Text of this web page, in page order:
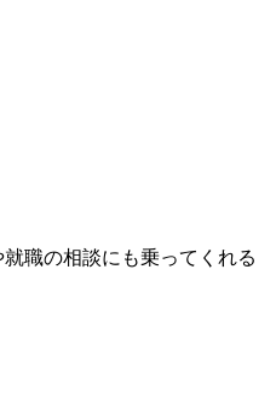
職の相談にも乗ってくれる